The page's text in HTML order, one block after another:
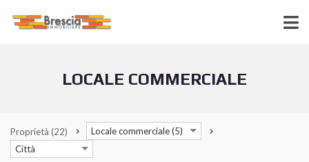
LOCALE COMMERCIALE
Proprietà (22)
Locale commerciale (5)
Città